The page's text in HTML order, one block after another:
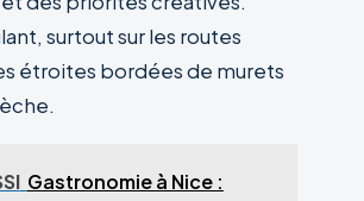
surtout sur les routes
étroites bordées de murets
Gastronomie à Nice :